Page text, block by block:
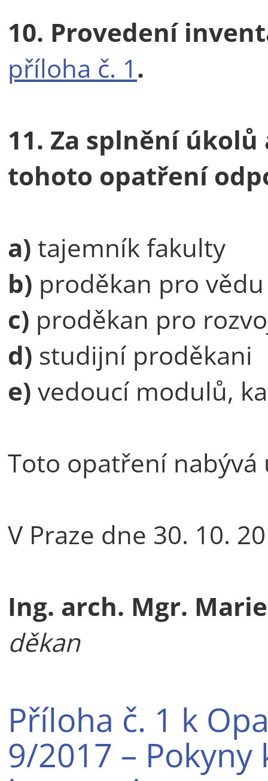
10. Provedení
příloha č. 1.
11. Za splnění
tohoto opatření
a) tajemník fakulty
b) proděkan pro
c) proděkan pro
d) studijní proděkani
e) vedoucí modulů,
Toto opatření
V Praze dne 30. 10.
Ing. arch. Mgr.
děkan
Příloha č. 1 k
9/2017 –